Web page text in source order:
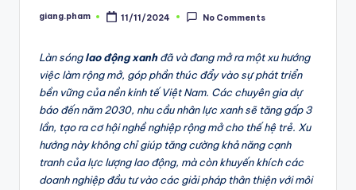
Posted
giang.pham 11/11/2024 No Comments
Làn sónglao động xanhđã và đang mở ra một xu hướng
việc làm rộng mở, góp phần thúc đẩy vào sự phát triển
bền vững của nền kinh tế Việt Nam. Các chuyên gia dự
báo đến năm 2030, nhu cầu nhân lực xanh sẽ tăng gấp 3
lần, tạo ra cơ hội nghề nghiệp rộng mở cho thế hệ trẻ. Xu
hướng này không chỉ giúp tăng cường khả năng cạnh
tranh của lực lượng lao động, mà còn khuyến khích các
doanh nghiệp đầu tư vào các giải pháp thân thiện với môi